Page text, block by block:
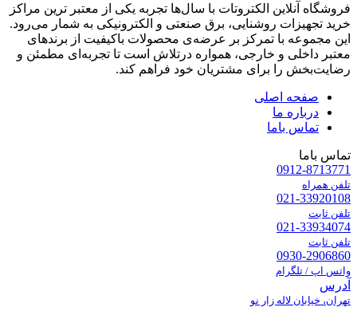
فروشگاه آنلاین الکتروتات با سال‌ها تجربه یکی از معتبر ترین مراکز
خرید تجهیزات روشنایی، برق صنعتی و الکترونیکی به شمار می‌رود.
این مجموعه با تمرکز بر عرضه‌ی محصولات باکیفیت از برندهای
معتبر داخلی و خارجی، همواره درتلاش است تا تجربه‌ای مطمئن و
رضایت‌بخش را برای مشتریان خود فراهم کند.
صفحه اصلی
درباره ما
تماس باما
تماس باما
0912-8713771
تلفن همراه
021-33920108
تلفن ثابت
021-33934074
تلفن ثابت
0930-2906860
واتس اپ / تلگرام
آدرس
تهران، خیابان لاله زار نو